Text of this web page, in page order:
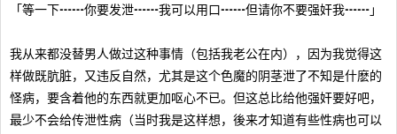
「等一下┅┅你要发泄┅┅我可以用口┅┅但请你不要强奸我┅┅」
我从来都没替男人做过这种事情（包括我老公在内），因为我觉得这
样做既肮脏，又违反自然，尤其是这个色魔的阴茎泄了不知是什麽的
怪病，要含着他的东西就更加呕心不已。但这总比给他强奸要好吧，
最少不会给传泄性病（当时我是这样想，後来才知道有些性病也可以